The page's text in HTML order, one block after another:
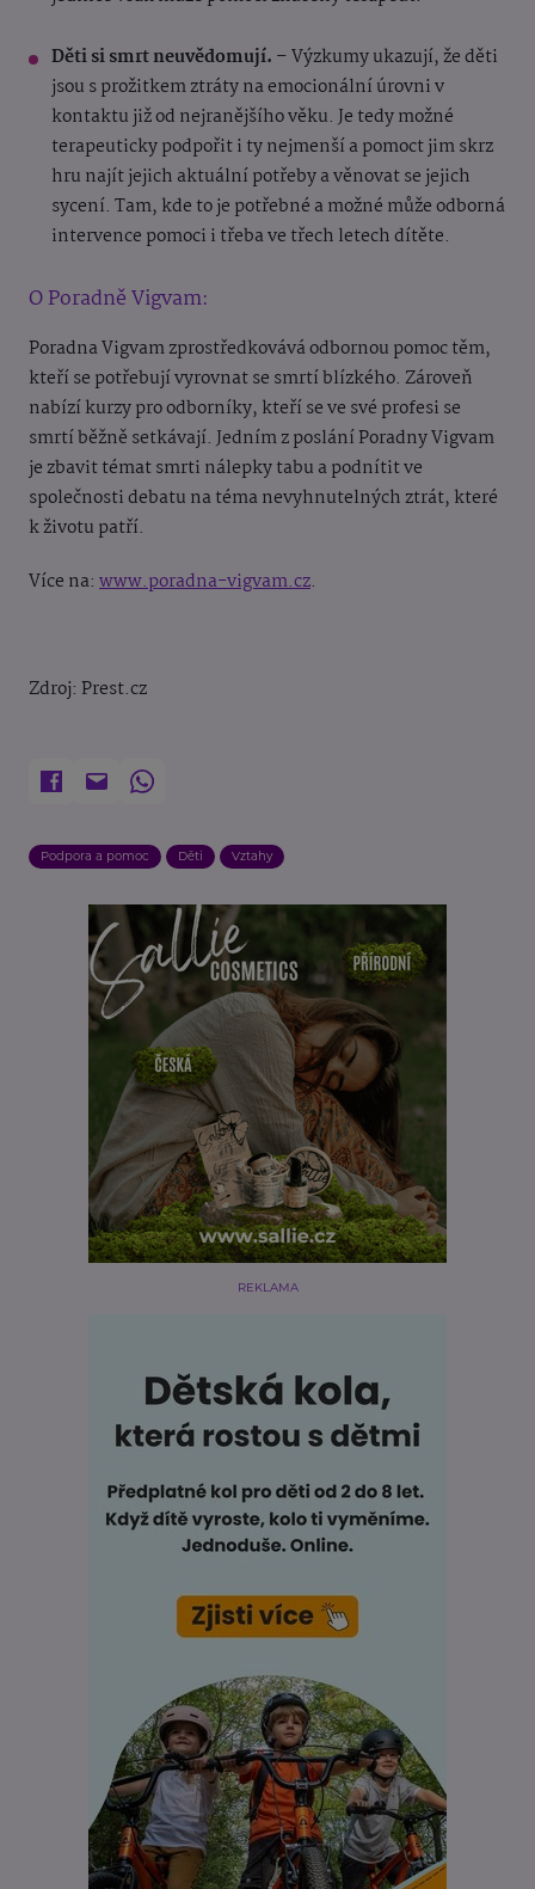
Děti si smrt neuvědomují. –Výzkumy ukazují, že děti
jsou s prožitkem ztráty na emocionální úrovni v
kontaktu již od nejranějšího věku. Je tedy možné
terapeuticky podpořit i ty nejmenší a pomoct jim skrz
hru najít jejich aktuální potřeby a věnovat se jejich
sycení. Tam, kde to je potřebné a možné může odborná
intervence pomoci i třeba ve třech letech dítěte.
O Poradně Vigvam:
Poradna Vigvam zprostředkovává odbornou pomoc těm,
kteří se potřebují vyrovnat se smrtí blízkého. Zároveň
nabízí kurzy pro odborníky, kteří se ve své profesi se
smrtí běžně setkávají. Jedním z poslání Poradny Vigvam
je zbavit témat smrti nálepky tabu a podnítit ve
společnosti debatu na téma nevyhnutelných ztrát, které
k životu patří.
Více na: www.poradna-vigvam.cz.
Zdroj: Prest.cz
Podpora a pomoc Děti Vztahy
REKLAMA